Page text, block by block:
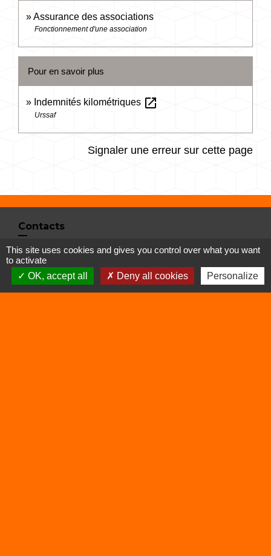
Assurance des associations
Fonctionnement d'une association
Pour en savoir plus
Indemnités kilométriques open_in_new
Urssaf
Signaler une erreur sur cette page
Contacts
Commune de Vertrieu
1 place de la Mairie
38390 Vertrieu - FRANCE
+33 4 74 90 61 68
This site uses cookies and gives you control over what you want
to activate
OK, accept all
Deny all cookies Personalize